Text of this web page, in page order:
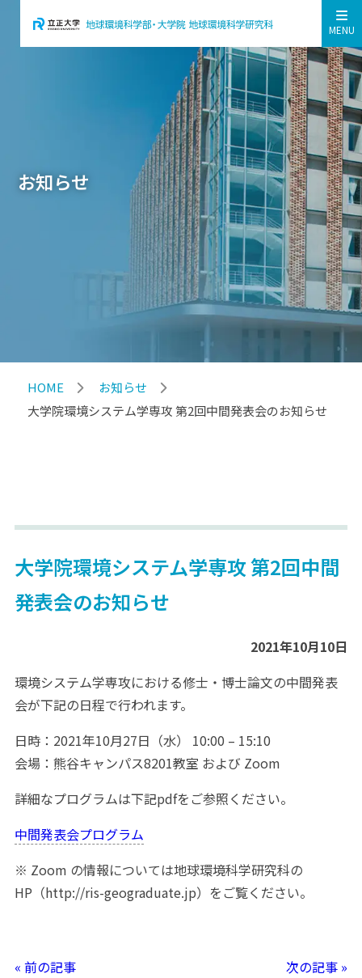
MENU
お知らせ
HOME
お知らせ
大学院環境システム学専攻 第2回中間発表会のお知らせ
大学院環境システム学専攻 第2回中間
発表会のお知らせ
2021年10月10日
環境システム学専攻における修士・博士論文の中間発表
会が下記の日程で行われます。
日時：2021年10月27日（水） 10:00 – 15:10
会場：熊谷キャンパス8201教室 および Zoom
詳細なプログラムは下記pdfをご参照ください。
中間発表会プログラム
※ Zoom の情報については地球環境科学研究科の
HP（http://ris-geograduate.jp）をご覧ください。
« 前の記事 次の記事 »